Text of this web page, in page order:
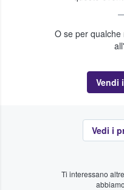
O se per
Vendi
Vedi i
Ti interessano